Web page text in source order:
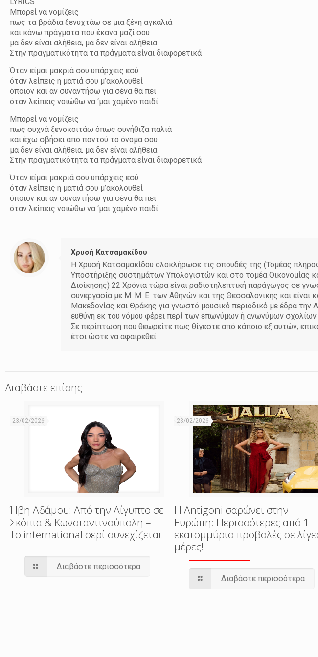
Μπορεί να νομίζεις
πως τα βράδια ξενυχτάω σε μια ξένη αγκαλιά
και κάνω πράγματα που έκανα μαζί σου
μα δεν είναι αλήθεια, μα δεν είναι αλήθεια
Στην πραγματικότητα τα πράγματα είναι διαφορετικά
Όταν είμαι μακριά σου υπάρχεις εσύ
όταν λείπεις η ματιά σου μ’ακολουθεί
όποιον και αν συναντήσω για σένα θα πει
όταν λείπεις νοιώθω να ‘μαι χαμένο παιδί
Μπορεί να νομίζεις
πως συχνά ξενοκοιτάω όπως συνήθιζα παλιά
και έχω σβήσει απο παντού το όνομα σου
μα δεν είναι αλήθεια, μα δεν είναι αλήθεια
Στην πραγματικότητα τα πράγματα είναι διαφορετικά
Όταν είμαι μακριά σου υπάρχεις εσύ
όταν λείπεις η ματιά σου μ’ακολουθεί
όποιον και αν συναντήσω για σένα θα πει
όταν λείπεις νοιώθω να ‘μαι χαμένο παιδί
Χρυσή Κατσαμακίδου
Η Χρυσή Κατσαμακίδου ολοκλήρωσε τις σπουδές της (Τομέας
Υποστήριξης συστημάτων Υπολογιστών και στο τομέα Οικονομίας
Διοίκησης) 22 Χρόνια τώρα είναι ραδιοτηλεπτική παράγωγος σε
συνεργασία με Μ. Μ. Ε. των Αθηνών και της Θεσσαλονικης και είναι
Μακεδονίας και Θράκης για γνωστό μουσικό περιοδικό με έδρα την
ευθύνη εκ του νόμου φέρει περί των επωνύμων ή ανωνύμων σχολίων
Σε περίπτωση που θεωρείτε πως θίγεστε από κάποιο εξ αυτών,
έτσι ώστε να αφαιρεθεί.
Διαβάστε επίσης
23/02/2026
Ήβη Αδάμου: Από την Αίγυπτο σε
Σκόπια & Κωνσταντινούπολη –
Το international σερί συνεχίζεται
Διαβάστε περισσότερα
23/02/2026
Η Antigoni σαρώνει στην
Ευρώπη: Περισσότερες από 1
εκατομμύριο προβολές σε
μέρες!
Διαβάστε περισσότερα